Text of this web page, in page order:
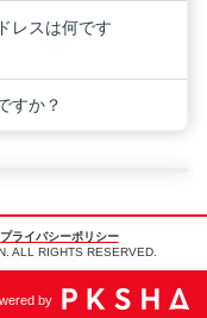
レスは何です
すか？
ライバシーポリシー
ALL RIGHTS RESERVED.
by